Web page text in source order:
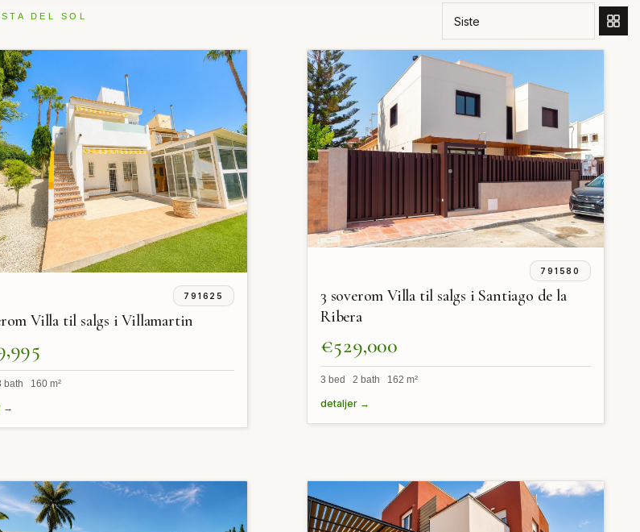
DEL SOL
BESTILL ETTER
791625
Villa til salgs i Villamartin
160 m²
→
791580
3 soverom Villa til salgs i Santiago de la
Ribera
€529,000
3 bed 2 bath 162 m²
detaljer →